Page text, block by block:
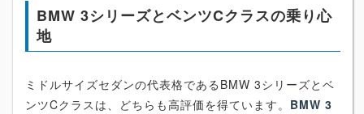
BMW 3シリーズとベンツCクラスの乗り心
地
ミドルサイズセダンの代表格であるBMW 3シリーズとベ
ンツCクラスは、どちらも高評価を得ています。 BMW 3